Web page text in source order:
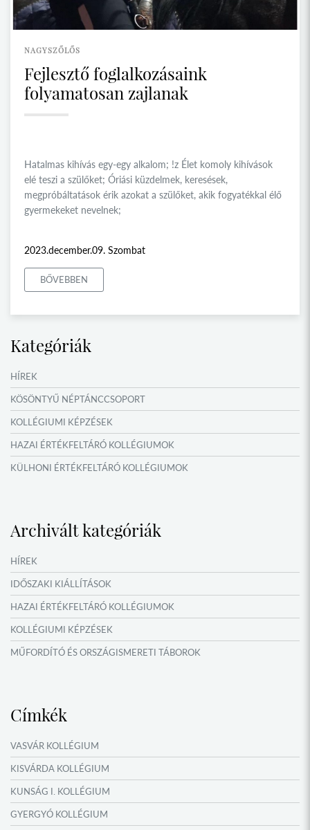
NAGYSZŐLŐS
Fejlesztő foglalkozásaink
folyamatosan zajlanak
Hatalmas kihívás egy-egy alkalom; !z Élet komoly kihívások
elé teszi a szülőket; Óriási küzdelmek, keresések,
megpróbáltatások érik azokat a szülőket, akik fogyatékkal élő
gyermekeket nevelnek;
2023.december.09. Szombat
BŐVEBBEN
Kategóriák
HÍREK
KÖSÖNTYŰ NÉPTÁNCCSOPORT
KOLLÉGIUMI KÉPZÉSEK
HAZAI ÉRTÉKFELTÁRÓ KOLLÉGIUMOK
KÜLHONI ÉRTÉKFELTÁRÓ KOLLÉGIUMOK
IDŐSZAKI KIÁLLÍTÁSOK
NYÁRI TÁBOROK
OKTATÁS, KULTÚRA
Archivált kategóriák
HÍREK
IDŐSZAKI KIÁLLÍTÁSOK
HAZAI ÉRTÉKFELTÁRÓ KOLLÉGIUMOK
KOLLÉGIUMI KÉPZÉSEK
MŰFORDÍTÓ ÉS ORSZÁGISMERETI TÁBOROK
Címkék
VASVÁR KOLLÉGIUM
KISVÁRDA KOLLÉGIUM
KUNSÁG I. KOLLÉGIUM
GYERGYÓ KOLLÉGIUM